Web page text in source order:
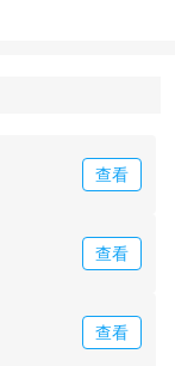
，给你一种特
，根据你的时
音，打造一个
查看
查看
查看